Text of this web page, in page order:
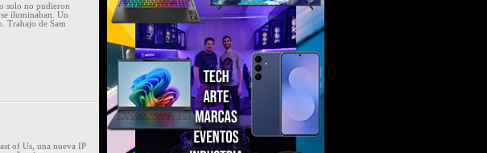
solo no pudieron
iluminaban. Un
Trabajo de Sam
of Us, una nueva IP